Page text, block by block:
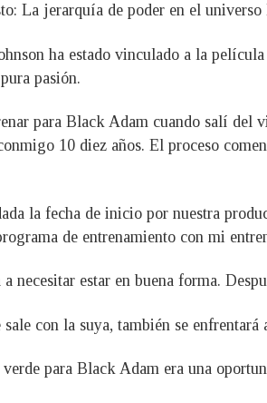
La jerarquía de poder en el
ha estado vinculado a la
pasión.
para Black Adam cuando salí del
10 diez años. El proceso
la fecha de inicio por nuestra
de entrenamiento con mi
necesitar estar en buena forma.
con la suya, también se enfrentará
para Black Adam era una